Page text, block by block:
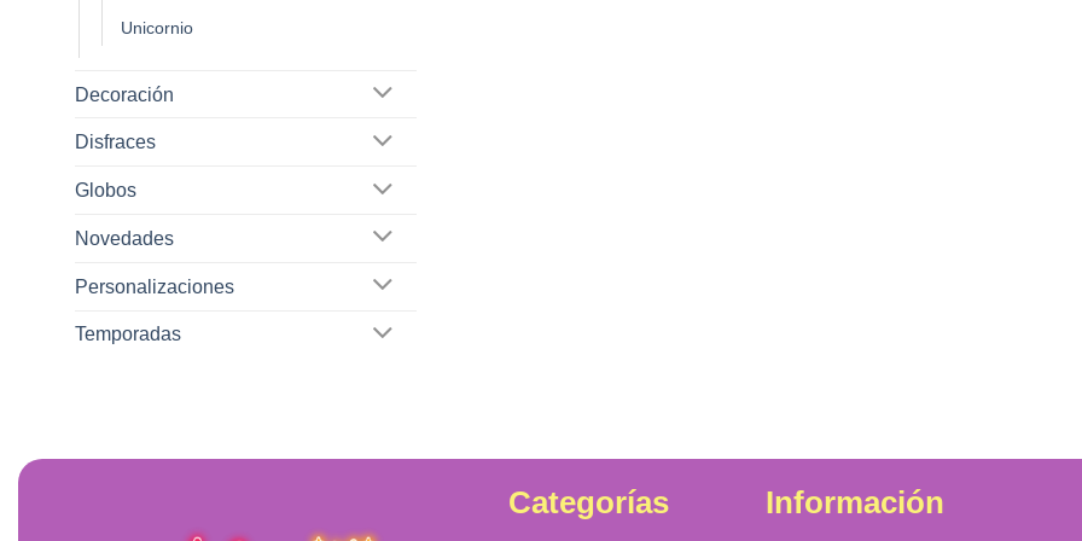
Unicornio
Decoración
Disfraces
Globos
Novedades
Personalizaciones
Temporadas
Categorías Información